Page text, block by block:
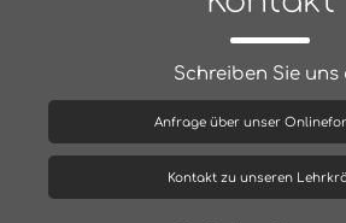
Schreiben Sie uns
Anfrage über unser
Kontakt zu unseren